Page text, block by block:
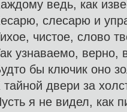
ведь, как
слесарю и
чистое, слово
узнаваемо, верно,
бы ключик оно
тайной двери за
я не видел, как